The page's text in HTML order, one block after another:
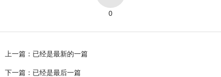
0
上一篇：已经是最新的一篇
下一篇：已经是最后一篇